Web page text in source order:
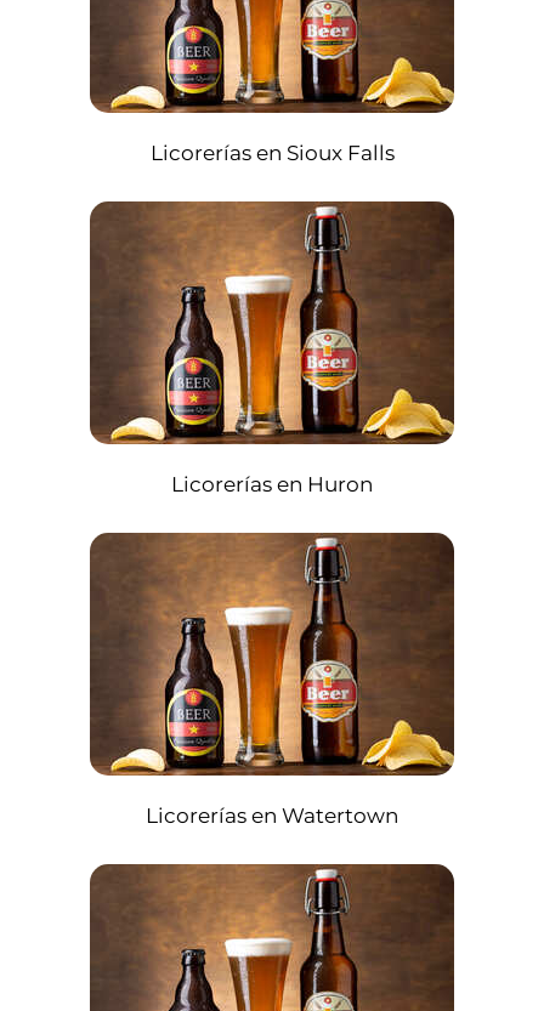
Licorerías en Sioux Falls
Licorerías en Huron
Licorerías en Watertown